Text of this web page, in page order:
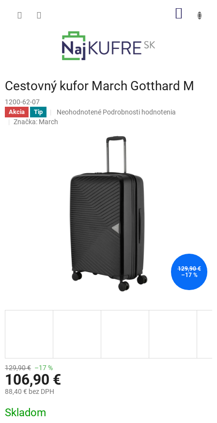
Cestovný kufor March Gotthard M
1200-62-07
Akcia Tip
Priemerné
hodnotenie
hviezdičiek.
Neohodnotené Podrobnosti hodnotenia
Značka: March
129,90 €
–17 %
129,90 € –17 %
106,90 €
88,40 € bez DPH
cena:
Skladom